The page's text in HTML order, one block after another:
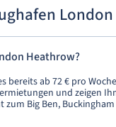
Heathrow?
bereits ab 72 € pro
und zeigen
Big Ben,